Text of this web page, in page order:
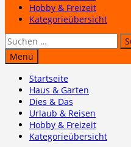
Hobby & Freizeit
Kategorieübersicht
Suchen
nach:
Menü
Startseite
Haus & Garten
Dies & Das
Urlaub & Reisen
Hobby & Freizeit
Kategorieübersicht